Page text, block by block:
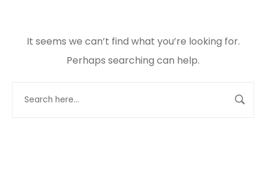
It seems we can’t find what you’re looking for.
Perhaps searching can help.